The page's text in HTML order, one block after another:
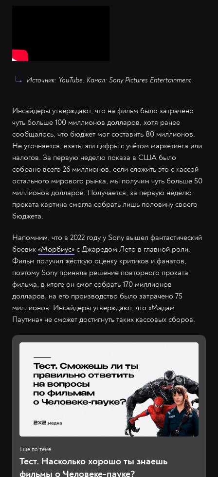
Источник: YouTube. Канал: Sony Pictures Entertainment
Инсайдеры утверждают, что на фильм было затрачено
чуть больше 100 миллионов долларов, хотя ранее
сообщалось, что бюджет мог составить 80 миллионов.
Не уточняется, взяты эти цифры с учётом маркетинга или
налогов. За первую неделю показа в США было
собрано всего 26 миллионов, если сложить это с кассой
остального мирового рынка, мы получим чуть больше 50
миллионов долларов. Получается, за первую неделю
проката картина смогла собрать лишь половину своего
бюджета.
Напомним, что в 2022 году у Sony вышел фантастический
боевик «Морбиус» с Джаредом Лето в главной роли.
Фильм получил жёсткую оценку критиков и фанатов,
поэтому Sony приняла решение повторного проката
фильма, в итоге он смог собрать 170 миллионов
долларов, на его производство было затрачено 75
миллионов. Инсайдеры утверждают, что «Мадам
Паутина» не сможет достигнуть таких кассовых сборов.
Тест. Насколько хорошо ты знаешь
фильмы о Человеке-пауке?